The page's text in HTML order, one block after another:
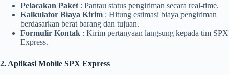
Pelacakan Paket : Pantau status pengiriman secara real-time.
Kalkulator Biaya Kirim : Hitung estimasi biaya pengiriman
berdasarkan berat barang dan tujuan.
Formulir Kontak : Kirim pertanyaan langsung kepada tim SPX
Express.
2. Aplikasi Mobile SPX Express